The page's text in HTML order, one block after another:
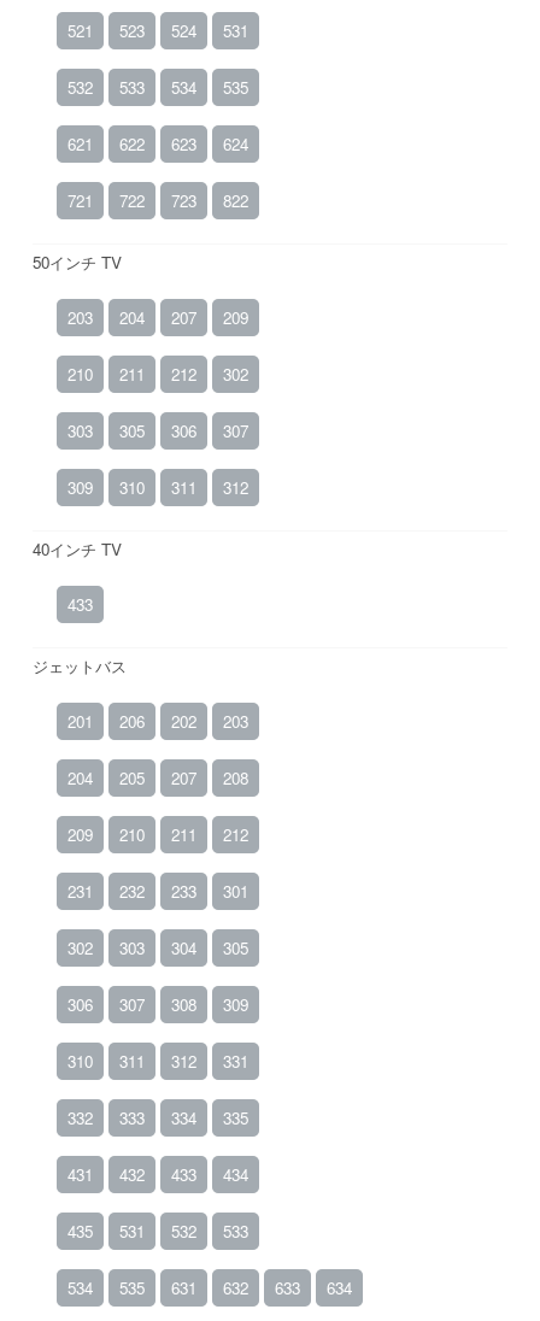
521 523 524 531
532 533 534 535
621 622 623 624
721 722 723 822
50インチ TV
203 204 207 209
210 211 212 302
303 305 306 307
309 310 311 312
40インチ TV
433
ジェットバス
201 206 202 203
204 205 207 208
209 210 211 212
231 232 233 301
302 303 304 305
306 307 308 309
310 311 312 331
332 333 334 335
431 432 433 434
435 531 532 533
534 535 631 632 633 634